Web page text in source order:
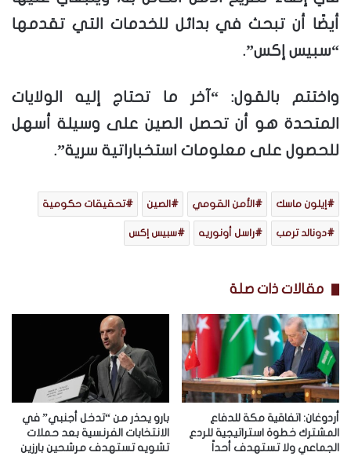
أيضًا أن تبحث في بدائل للخدمات التي تقدمها
“سبيس إكس”.
واختتم بالقول: “آخر ما تحتاج إليه الولايات
المتحدة هو أن تحصل الصين على وسيلة أسهل
للحصول على معلومات استخباراتية سرية”.
إيلون ماسك الأمن القومي الصين تحقيقات حكومية
دونالد ترمب راسل أونوريه سبيس إكس
مقالات ذات صلة
أردوغان: اتفاقية مكة للدفاع
المشترك خطوة استراتيجية للردع
الجماعي ولا تستهدف أحداً
بارو يحذر من “تدخل أجنبي” في
الانتخابات الفرنسية بعد حملات
تشويه تستهدف مرشحين بارزين